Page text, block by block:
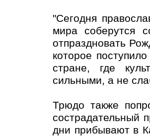
"Сегодня
мира соберутся
отпраздновать
которое
стране, где
сильными, а не
Трюдо также
сострадательный
дни прибывают в